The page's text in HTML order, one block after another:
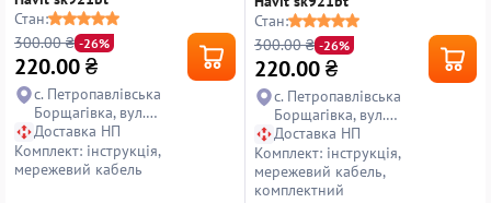
Стан:
300.00 ₴ -26%
220.00₴
с. Петропавлівська
Борщагівка, вул.
Петропавлівська, 14
Доставка НП
Комплект: інструкція,
мережевий кабель
Стан:
300.00 ₴ -26%
220.00₴
с. Петропавлівська
Борщагівка, вул.
Петропавлівська, 14
Доставка НП
Комплект: інструкція,
мережевий кабель,
комплектний